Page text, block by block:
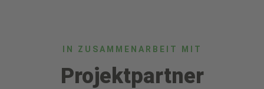
IN ZUSAMMENARBEIT MIT
Projektpartner